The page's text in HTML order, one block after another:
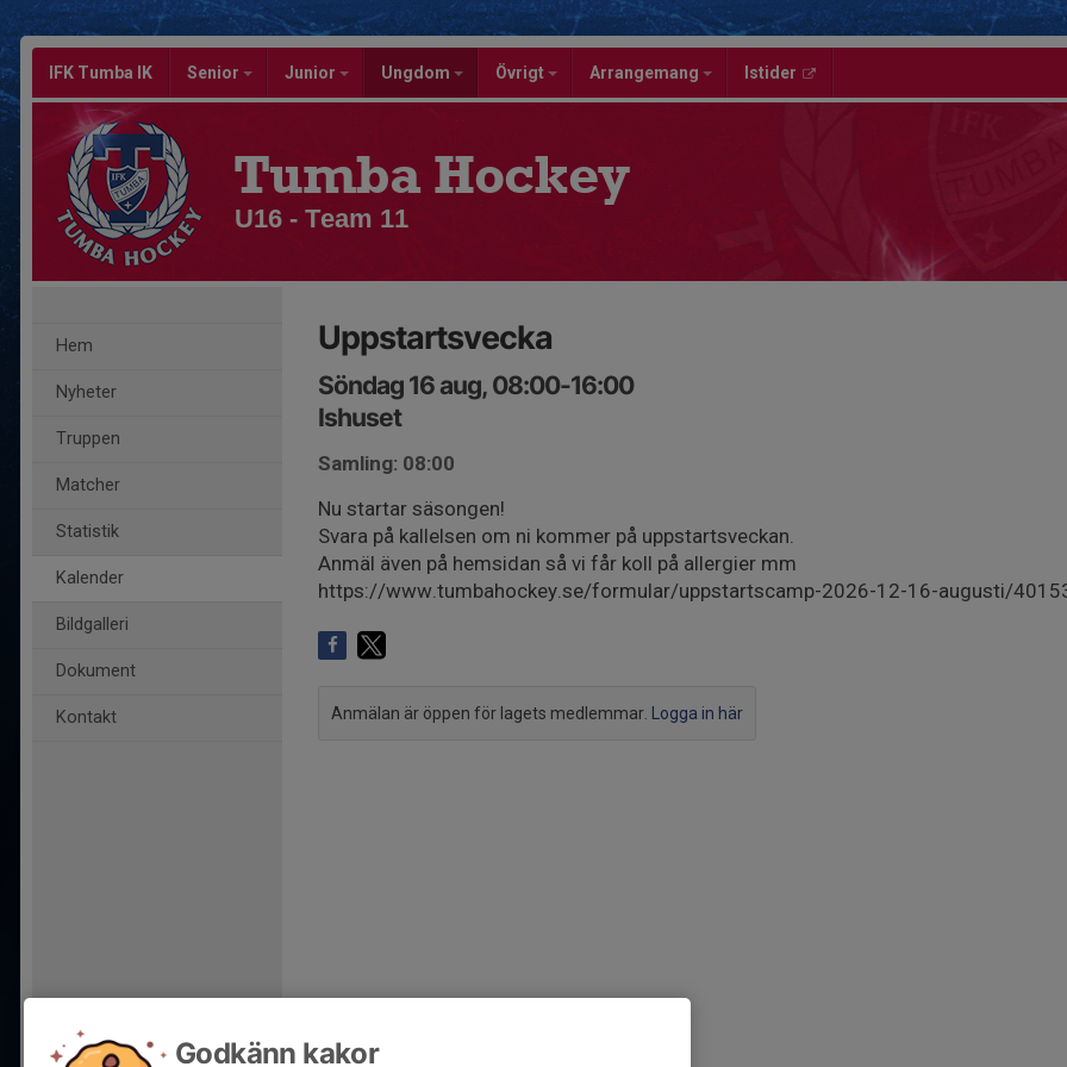
IFK Tumba IK Senior Junior Ungdom Övrigt Arrangemang Istider
Tumba Hockey
U16 - Team 11
Hem
Nyheter
Truppen
Matcher
Statistik
Kalender
Bildgalleri
Dokument
Kontakt
Uppstartsvecka
Söndag 16 aug, 08:00-16:00
Ishuset
Samling: 08:00
Nu startar säsongen!
Svara på kallelsen om ni kommer på uppstartsveckan.
Anmäl även på hemsidan så vi får koll på allergier mm
https://www.tumbahockey.se/formular/uppstartscamp-2026-12-16-augusti/
Anmälan är öppen för lagets medlemmar. Logga in här
Godkänn kakor